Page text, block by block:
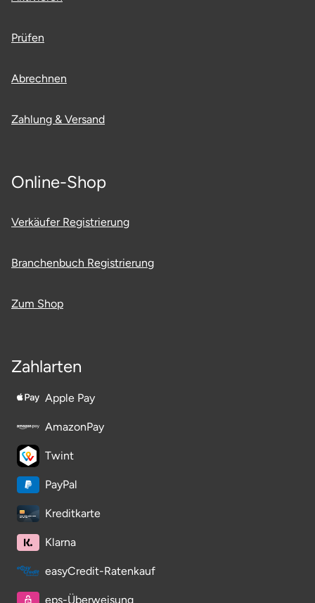
Prüfen
Abrechnen
Zahlung & Versand
Online-Shop
Verkäufer Registrierung
Branchenbuch Registrierung
Zum Shop
Zahlarten
Apple Pay
AmazonPay
Twint
PayPal
Kreditkarte
Klarna
easyCredit-Ratenkauf
eps-Überweisung